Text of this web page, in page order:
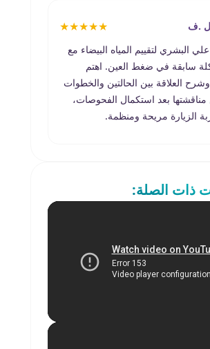
.ف ★
★
★
★
★
البشري لتقييم المياه البيضاء مع
سابقة في ضغط العين. اهتم
وشرح العلاقة بين الحالتين والخطوات
بعد استكمال الفحوصات،
الزيارة مريحة ومنظمة.
ذات الصلة: